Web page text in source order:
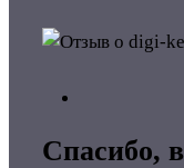
Спасибо,